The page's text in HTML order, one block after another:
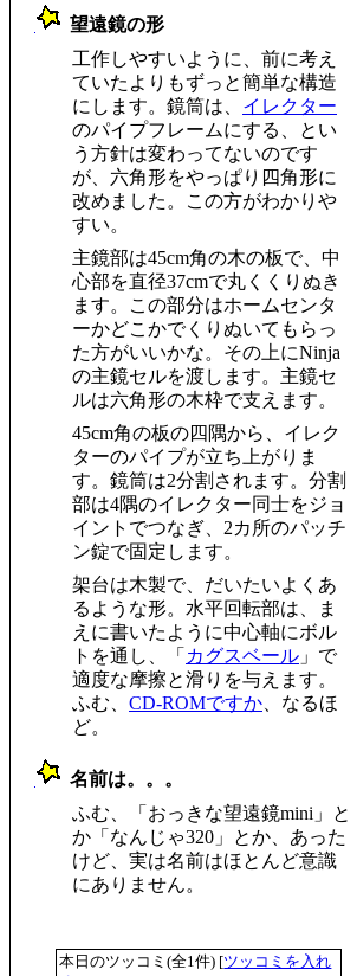
望遠鏡の形
工作しやすいように、前に考え
ていたよりもずっと簡単な構造
にします。鏡筒は、 イレクター
のパイプフレームにする、とい
う方針は変わってないのです
が、六角形をやっぱり四角形に
改めました。この方がわかりや
すい。
主鏡部は45cm角の木の板で、中
心部を直径37cmで丸くくりぬき
ます。この部分はホームセンタ
ーかどこかでくりぬいてもらっ
た方がいいかな。その上にNinja
の主鏡セルを渡します。主鏡セ
ルは六角形の木枠で支えます。
45cm角の板の四隅から、イレク
ターのパイプが立ち上がりま
す。鏡筒は2分割されます。分割
部は4隅のイレクター同士をジョ
イントでつなぎ、2カ所のパッチ
ン錠で固定します。
架台は木製で、だいたいよくあ
るような形。水平回転部は、ま
えに書いたように中心軸にボル
トを通し、「 カグスベール 」で
適度な摩擦と滑りを与えます。
ふむ、 CD-ROMですか 、なるほ
ど。
名前は。。。
ふむ、「おっきな望遠鏡mini」と
か「なんじゃ320」とか、あった
けど、実は名前はほとんど意識
にありません。
本日のツッコミ(全1件) [ツッコミを入れ